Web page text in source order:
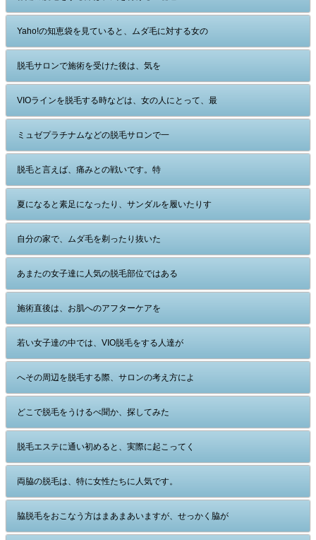
Yaho!の知恵袋を見ていると、ムダ毛に対する女の
脱毛サロンで施術を受けた後は、気を
VIOラインを脱毛する時などは、女の人にとって、最
ミュゼプラチナムなどの脱毛サロンで一
脱毛と言えば、痛みとの戦いです。特
夏になると素足になったり、サンダルを履いたりす
自分の家で、ムダ毛を剃ったり抜いた
あまたの女子達に人気の脱毛部位ではある
施術直後は、お肌へのアフターケアを
若い女子達の中では、VIO脱毛をする人達が
へその周辺を脱毛する際、サロンの考え方によ
どこで脱毛をうけるべ聞か、探してみた
脱毛エステに通い初めると、実際に起こってく
両脇の脱毛は、特に女性たちに人気です。
脇脱毛をおこなう方はまあまあいますが、せっかく脇が